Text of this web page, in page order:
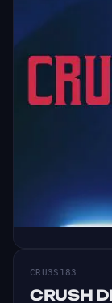
CRU3S183
CRUSH